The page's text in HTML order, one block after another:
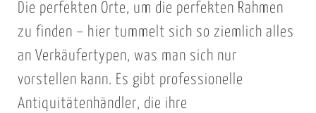
Die perfekten Orte, um die perfekten Rahmen
zu finden – hier tummelt sich so ziemlich alles
an Verkäufertypen, was man sich nur
vorstellen kann. Es gibt professionelle
Antiquitätenhändler, die ihre